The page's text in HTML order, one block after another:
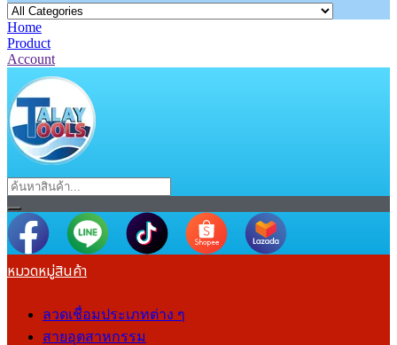
Home
Product
Account
หมวดหมู่สินค้า
ลวดเชื่อมประเภทต่าง ๆ
สายอุตสาหกรรม